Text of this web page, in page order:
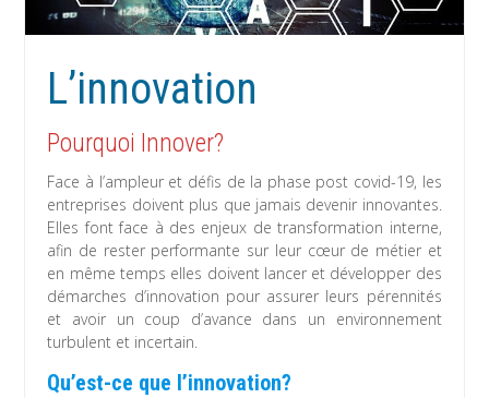
L’innovation
Pourquoi Innover?
Face à l’ampleur et défis de la phase post covid-19, les
entreprises doivent plus que jamais devenir innovantes.
Elles font face à des enjeux de transformation interne,
afin de rester performante sur leur cœur de métier et
en même temps elles doivent lancer et développer des
démarches d’innovation pour assurer leurs pérennités
et avoir un coup d’avance dans un environnement
turbulent et incertain.
Qu’est-ce que l’innovation?